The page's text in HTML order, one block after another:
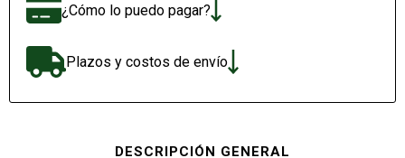
¿Cómo lo puedo pagar?
Plazos y costos de envío
DESCRIPCIÓN GENERAL